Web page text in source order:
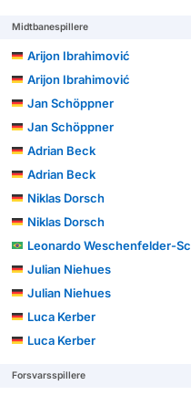
Midtbanespillere
Arijon Ibrahimović
Arijon Ibrahimović
Jan Schöppner
Jan Schöppner
Adrian Beck
Adrian Beck
Niklas Dorsch
Niklas Dorsch
Leonardo Weschenfelder-Scienza
Julian Niehues
Julian Niehues
Luca Kerber
Luca Kerber
Forsvarsspillere